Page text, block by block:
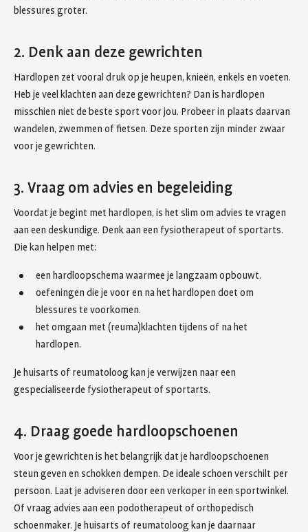
blessures groter.
2. Denk aan deze gewrichten
Hardlopen zet vooral druk op je heupen, knieën, enkels en voeten.
Heb je veel klachten aan deze gewrichten? Dan is hardlopen
misschien niet de beste sport voor jou. Probeer in plaats daarvan
wandelen, zwemmen of fietsen. Deze sporten zijn minder zwaar
voor je gewrichten.
3. Vraag om advies en begeleiding
Voordat je begint met hardlopen, is het slim om advies te vragen
aan een deskundige. Denk aan een fysiotherapeut of sportarts.
Die kan helpen met:
een hardloopschema waarmee je langzaam opbouwt.
oefeningen die je voor en na het hardlopen doet om
blessures te voorkomen.
het omgaan met (reuma)klachten tijdens of na het
hardlopen.
Je huisarts of reumatoloog kan je verwijzen naar een
gespecialiseerde fysiotherapeut of sportarts.
4. Draag goede hardloopschoenen
Voor je gewrichten is het belangrijk dat je hardloopschoenen
steun geven en schokken dempen. De ideale schoen verschilt per
persoon. Laat je adviseren door een verkoper in een sportwinkel.
Of vraag advies aan een podotherapeut of orthopedisch
schoenmaker. Je huisarts of reumatoloog kan je daarnaar